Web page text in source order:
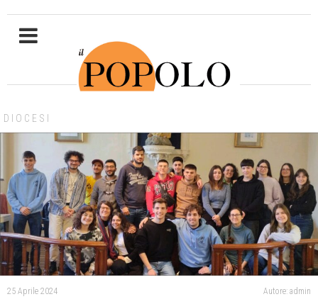
DIOCESI
25 Aprile 2024 Autore: admin